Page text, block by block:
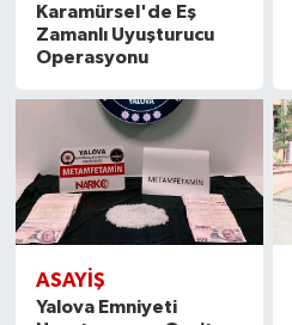
Karamürsel'de Eş
Zamanlı Uyuşturucu
Operasyonu
ASAYİŞ
Yalova Emniyeti